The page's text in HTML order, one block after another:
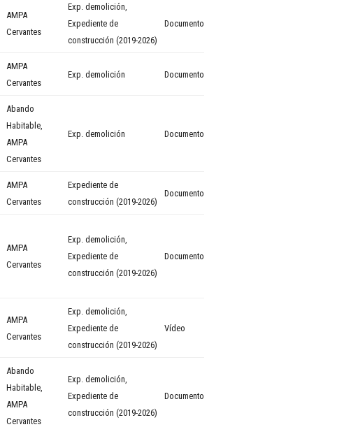
AMPA
Cervantes
Exp. demolición
Expediente de
construcción (2019-2026)
Documento
AMPA
Cervantes
Exp. demolición Documento
Abando
Habitable
AMPA
Cervantes
Exp. demolición Documento
AMPA
Cervantes
Expediente de
construcción (2019-2026)
Documento
AMPA
Cervantes
Exp. demolición
Expediente de
construcción (2019-2026)
Documento
AMPA
Cervantes
Exp. demolición
Expediente de
construcción (2019-2026)
Vídeo
Abando
Habitable
AMPA
Cervantes
Exp. demolición
Expediente de
construcción (2019-2026)
Documento